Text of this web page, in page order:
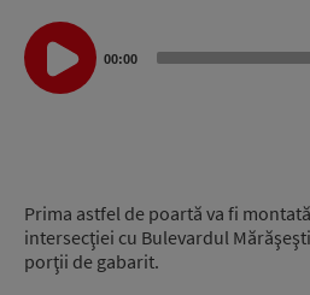
Audio
Player
00:00
Prima astfel de poartă va fi
intersecţiei cu Bulevardul
porţii de gabarit.